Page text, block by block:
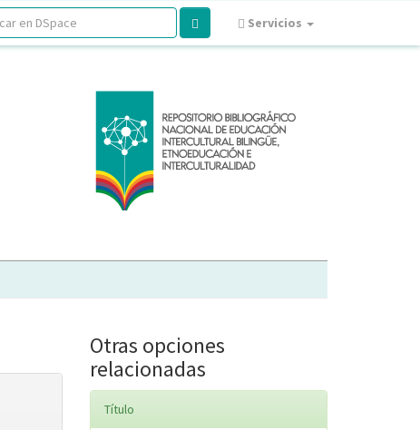
Servicios
Otras opciones
relacionadas
Título